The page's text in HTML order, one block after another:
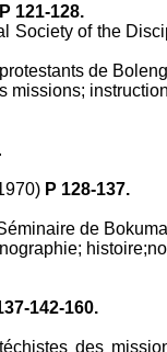
P 121-128.
Society of the
de
missions;
P 128-137.
de
142-160.
des